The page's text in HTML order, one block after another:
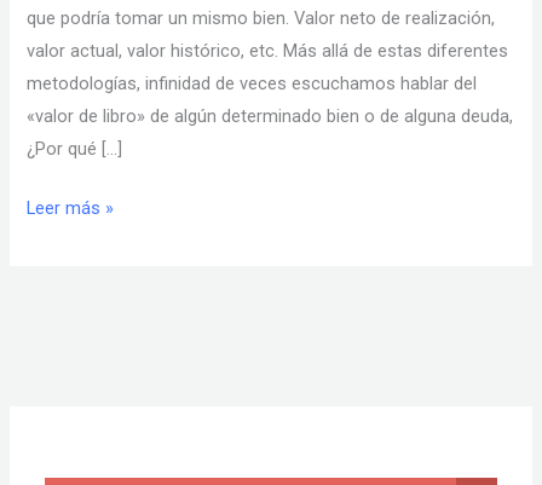
que podría tomar un mismo bien. Valor neto de realización,
valor actual, valor histórico, etc. Más allá de estas diferentes
metodologías, infinidad de veces escuchamos hablar del
«valor de libro» de algún determinado bien o de alguna deuda,
¿Por qué […]
Leer más »